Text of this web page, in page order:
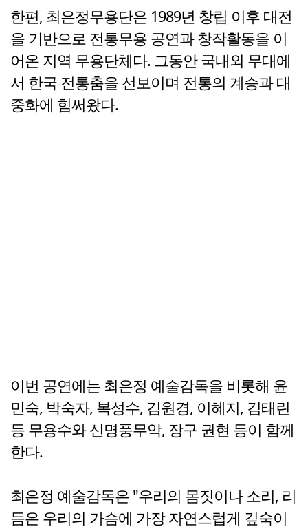
한편, 최은정무용단은 1989년 창립 이후 대전
을 기반으로 전통무용 공연과 창작활동을 이
어온 지역 무용단체다. 그동안 국내외 무대에
서 한국 전통춤을 선보이며 전통의 계승과 대
중화에 힘써왔다.
이번 공연에는 최은정 예술감독을 비롯해 윤
민숙, 박숙자, 복성수, 김원경, 이혜지, 김태린
등 무용수와 신명풍무악, 장구 권현 등이 함께
한다.
최은정 예술감독은 "우리의 몸짓이나 소리, 리
듬은 우리의 가슴에 가장 자연스럽게 깊숙이